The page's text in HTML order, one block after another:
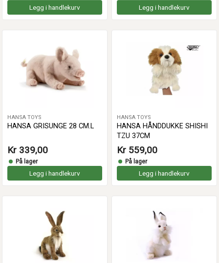
Legg i handlekurv Legg i handlekurv
HANSA TOYS
HANSA GRISUNGE 28 CM.L
Kr 339,00
På lager
Legg i handlekurv
HANSA TOYS
HANSA HÅNDDUKKE SHISHI
TZU 37CM
Kr 559,00
På lager
Legg i handlekurv